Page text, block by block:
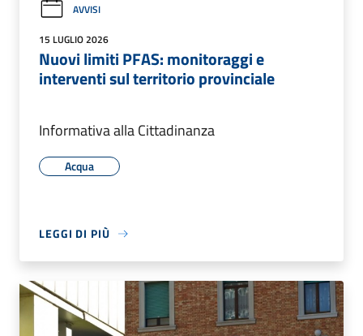
AVVISI
15 LUGLIO 2026
Nuovi limiti PFAS: monitoraggi e
interventi sul territorio provinciale
Informativa alla Cittadinanza
Acqua
LEGGI DI PIÙ